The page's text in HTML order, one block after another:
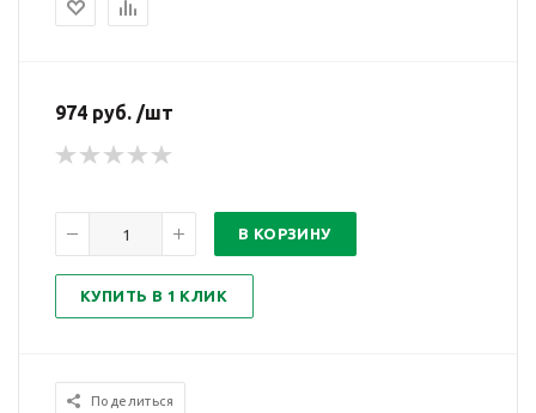
974 руб. /шт
В КОРЗИНУ
КУПИТЬ В 1 КЛИК
Поделиться